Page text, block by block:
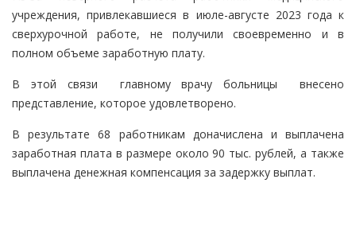
учреждения, привлекавшиеся в июле-августе 2023 года к
сверхурочной работе, не получили своевременно и в
полном объеме заработную плату.
В этой связи главному врачу больницы внесено
представление, которое удовлетворено.
В результате 68 работникам доначислена и выплачена
заработная плата в размере около 90 тыс. рублей, а также
выплачена денежная компенсация за задержку выплат.